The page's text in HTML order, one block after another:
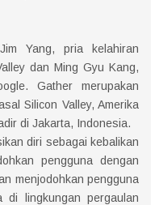
Yang, pria kelahiran
dan Ming Gyu Kang,
Gather merupakan
Silicon Valley, Amerika
di Jakarta, Indonesia.
diri sebagai kebalikan
pengguna dengan
menjodohkan pengguna
di lingkungan pergaulan